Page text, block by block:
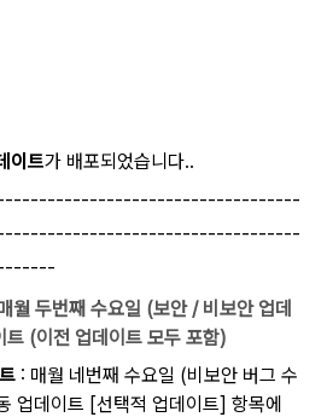
이트가 배포되었습니다..
월 두번째 수요일 (보안 / 비보안 업데
(이전 업데이트 모두 포함)
: 매월 네번째 수요일 (비보안 버그 수
데이트 [선택적 업데이트] 항목에